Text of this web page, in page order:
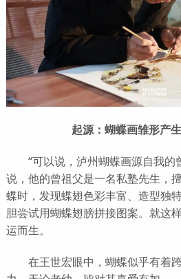
起源：蝴蝶画雏形产
“可以说，泸州蝴蝶画源自我的
说，他的曾祖父是一名私塾先生，
蝶时，发现蝶翅色彩丰富、造型独
胆尝试用蝴蝶翅膀拼接图案。就这
运而生。
在王世宏眼中，蝴蝶似乎有着